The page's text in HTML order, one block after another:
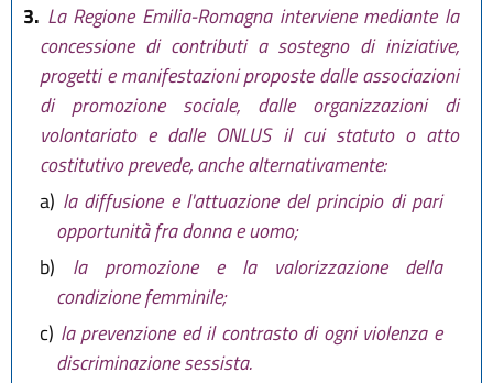
3. La Regione Emilia-Romagna interviene mediante la
concessione di contributi a sostegno di iniziative,
progetti e manifestazioni proposte dalle associazioni
di promozione sociale, dalle organizzazioni di
volontariato e dalle ONLUS il cui statuto o atto
costitutivo prevede, anche alternativamente:
a) la diffusione e l'attuazione del principio di pari
opportunità fra donna e uomo;
b)
la promozione e la valorizzazione della
condizione femminile;
c) la prevenzione ed il contrasto di ogni violenza e
discriminazione sessista.